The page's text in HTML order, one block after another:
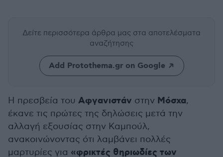
Δείτε περισσότερα άρθρα μας στα αποτελέσματα
αναζήτησης
Add Protothema.gr on Google
Η πρεσβεία του Αφγανιστάν στην Μόσχα,
έκανε τις πρώτες της δηλώσεις μετά την
αλλαγή εξουσίας στην Καμπούλ,
ανακοινώνοντας ότι λαμβάνει πολλές
μαρτυρίες για «φρικτές θηριωδίες των